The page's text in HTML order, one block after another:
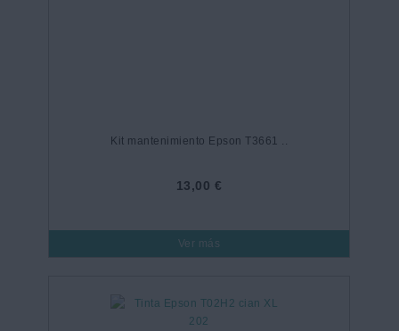
Kit mantenimiento Epson T3661 ..
13,00 €
Ver más